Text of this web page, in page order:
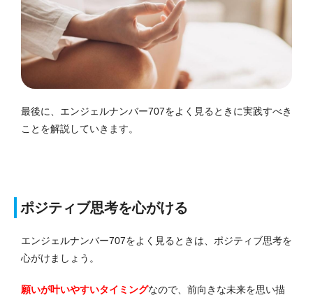
最後に、エンジェルナンバー707をよく見るときに実践すべき
ことを解説していきます。
ポジティブ思考を心がける
エンジェルナンバー707をよく見るときは、ポジティブ思考を
心がけましょう。
願いが叶いやすいタイミングなので、前向きな未来を思い描